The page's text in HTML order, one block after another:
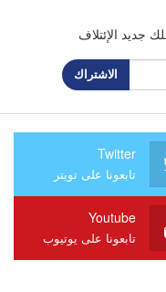
جديد الإئتلاف
الاشتراك
Twitter
تابعونا على تويتر
Youtube
تابعونا على يوتيوب